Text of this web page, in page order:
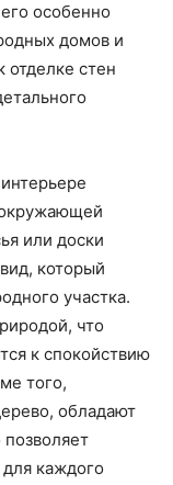
особенно
домов и
отделке стен
или доски
который
участка.
что
к спокойствию
того,
обладают
каждого